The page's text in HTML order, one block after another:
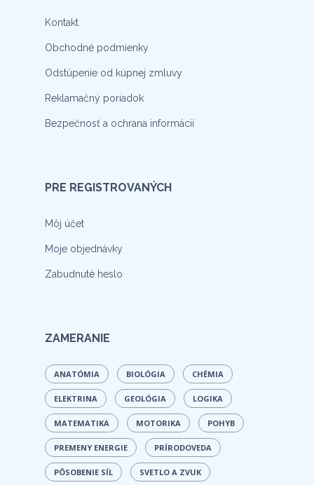
Kontakt
Obchodné podmienky
Odstúpenie od kúpnej zmluvy
Reklamačný poriadok
Bezpečnosť a ochrana informácií
PRE REGISTROVANÝCH
Môj účet
Moje objednávky
Zabudnuté heslo
ZAMERANIE
ANATÓMIA BIOLÓGIA CHÉMIA
ELEKTRINA GEOLÓGIA LOGIKA
MATEMATIKA MOTORIKA POHYB
PREMENY ENERGIE PRÍRODOVEDA
PÔSOBENIE SÍL SVETLO A ZVUK